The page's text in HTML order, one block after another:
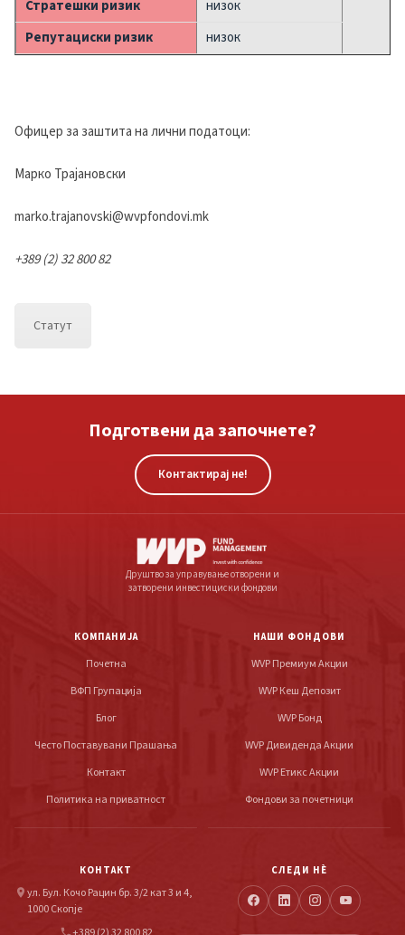
Стратешки ризик
низок
Репутациски ризик
низок
Офицер за заштита на лични податоци:
Марко Трајановски
marko.trajanovski@wvpfondovi.mk
+389 (2) 32 800 82
Статут
Подготвени да започнете?
Контактирај не!
Друштво за управување отворени и
затворени инвестициски фондови
КОМПАНИЈА
Почетна
ВФП Групација
Блог
Често Поставувани Прашања
Контакт
Политика на приватност
НАШИ ФОНДОВИ
WVP Премиум Акции
WVP Кеш Депозит
WVP Бонд
WVP Дивиденда Акции
WVP Етикс Акции
Фондови за почетници
КОНТАКТ
location_on ул. Бул. Кочо Рацин бр. 3/2 кат 3 и 4,
1000 Скопје
phone
СЛЕДИ НÈ